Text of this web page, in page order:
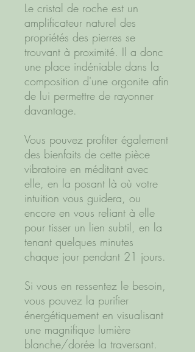
Le cristal de roche est un
amplificateur naturel des
propriétés des pierres se
trouvant à proximité. Il a donc
une place indéniable dans la
composition d'une orgonite afin
de lui permettre de rayonner
davantage.
Vous pouvez profiter également
des bienfaits de cette pièce
vibratoire en méditant avec
elle, en la posant là où votre
intuition vous guidera, ou
encore en vous reliant à elle
pour tisser un lien subtil, en la
tenant quelques minutes
chaque jour pendant 21 jours.
Si vous en ressentez le besoin,
vous pouvez la purifier
énergétiquement en visualisant
une magnifique lumière
blanche/dorée la traversant.